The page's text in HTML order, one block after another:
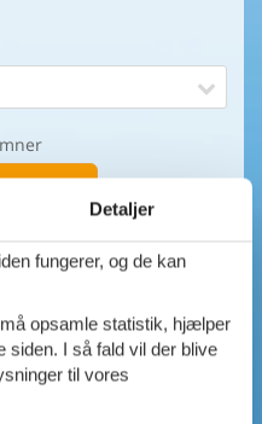
Detaljer
fungerer, og de kan
opsamle statistik, hjælper
siden. I så fald vil der blive
til vores